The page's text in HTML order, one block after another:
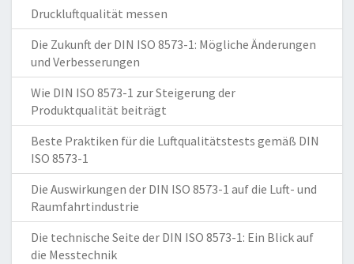
Druckluftqualität messen
Die Zukunft der DIN ISO 8573-1: Mögliche Änderungen
und Verbesserungen
Wie DIN ISO 8573-1 zur Steigerung der
Produktqualität beiträgt
Beste Praktiken für die Luftqualitätstests gemäß DIN
ISO 8573-1
Die Auswirkungen der DIN ISO 8573-1 auf die Luft- und
Raumfahrtindustrie
Die technische Seite der DIN ISO 8573-1: Ein Blick auf
die Messtechnik